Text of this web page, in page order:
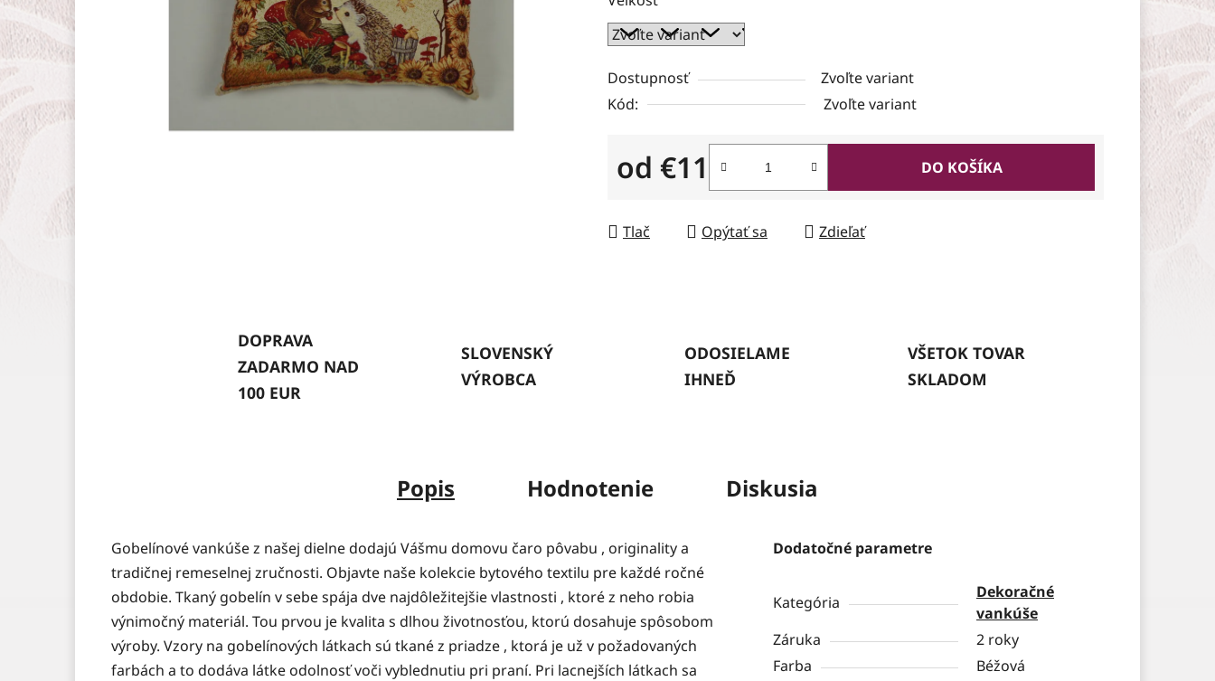
z
5
Dostupnosť
Zvoľte variant
Kód:
Zvoľte variant
od €11
Jednotková cena:
DO KOŠÍKA
Tlač Opýtať sa Zdieľať
DOPRAVA
ZADARMO NAD
100 EUR
SLOVENSKÝ
VÝROBCA
ODOSIELAME
IHNEĎ
VŠETOK TOVAR
SKLADOM
Popis Hodnotenie Diskusia
Gobelínové vankúše z našej dielne dodajú Vášmu domovu čaro pôvabu , originality a
tradičnej remeselnej zručnosti. Objavte naše kolekcie bytového textilu pre každé ročné
obdobie. Tkaný gobelín v sebe spája dve najdôležitejšie vlastnosti , ktoré z neho robia
výnimočný materiál. Tou prvou je kvalita s dlhou životnosťou, ktorú dosahuje spôsobom
výroby. Vzory na gobelínových látkach sú tkané z priadze , ktorá je už v požadovaných
farbách a to dodáva látke odolnosť voči vyblednutiu pri praní. Pri lacnejších látkach sa
Dodatočné parametre
Kategória
Dekoračné
vankúše
Záruka
2 roky
Farba
Béžová